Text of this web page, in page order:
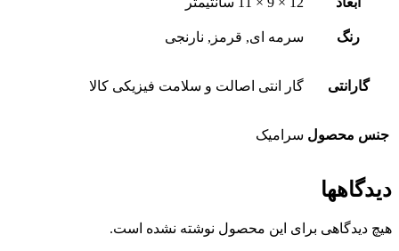
رنگ سرمه ای, قرمز, نارنجی
گارانتی گار انتی اصالت و سلامت فیزیکی کالا
جنس محصول سرامیک
دیدگاهها
هیچ دیدگاهی برای این محصول نوشته نشده است.